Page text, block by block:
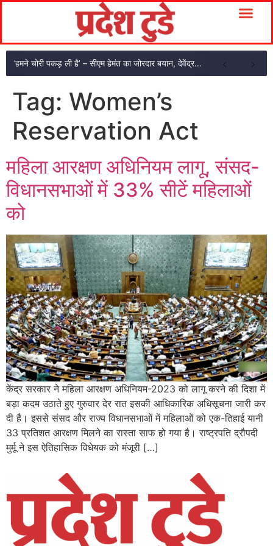
‘हमने चोरी पकड़ ली है’ – सीएम हेमंत का जोरदार बयान, देवेंद्र को अनशन तोड़ने की अपील
Tag: Women’s
Reservation Act
महिला आरक्षण अधिनियम लागू, संसद-
विधानसभाओं में 33% सीटें महिलाओं
को
केंद्र सरकार ने महिला आरक्षण अधिनियम-2023 को लागू करने की दिशा में
बड़ा कदम उठाते हुए गुरुवार देर रात इसकी आधिकारिक अधिसूचना जारी कर
दी है। इससे संसद और राज्य विधानसभाओं में महिलाओं को एक-तिहाई यानी
33 प्रतिशत आरक्षण मिलने का रास्ता साफ हो गया है। राष्ट्रपति द्रौपदी
मुर्मू ने इस ऐतिहासिक विधेयक को मंजूरी […]